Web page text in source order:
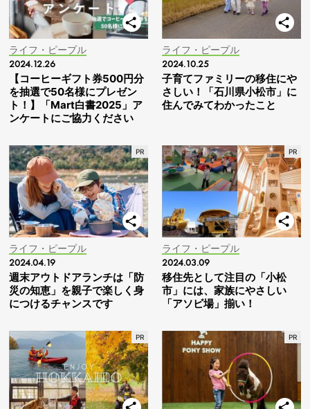
ライフ・ピープル
2024.12.26
【コーヒーギフト券500円分
を抽選で50名様にプレゼン
ト！】「Mart白書2025」ア
ンケートにご協力ください
ライフ・ピープル
2024.10.25
子育てファミリーの移住にや
さしい！「石川県小松市」に
住んでみてわかったこと
ライフ・ピープル
2024.04.19
週末アウトドアランチは「防
災の知恵」を親子で楽しく身
につけるチャンスです
ライフ・ピープル
2024.03.09
移住先として注目の「小松
市」には、家族にやさしい
「アソビ場」揃い！